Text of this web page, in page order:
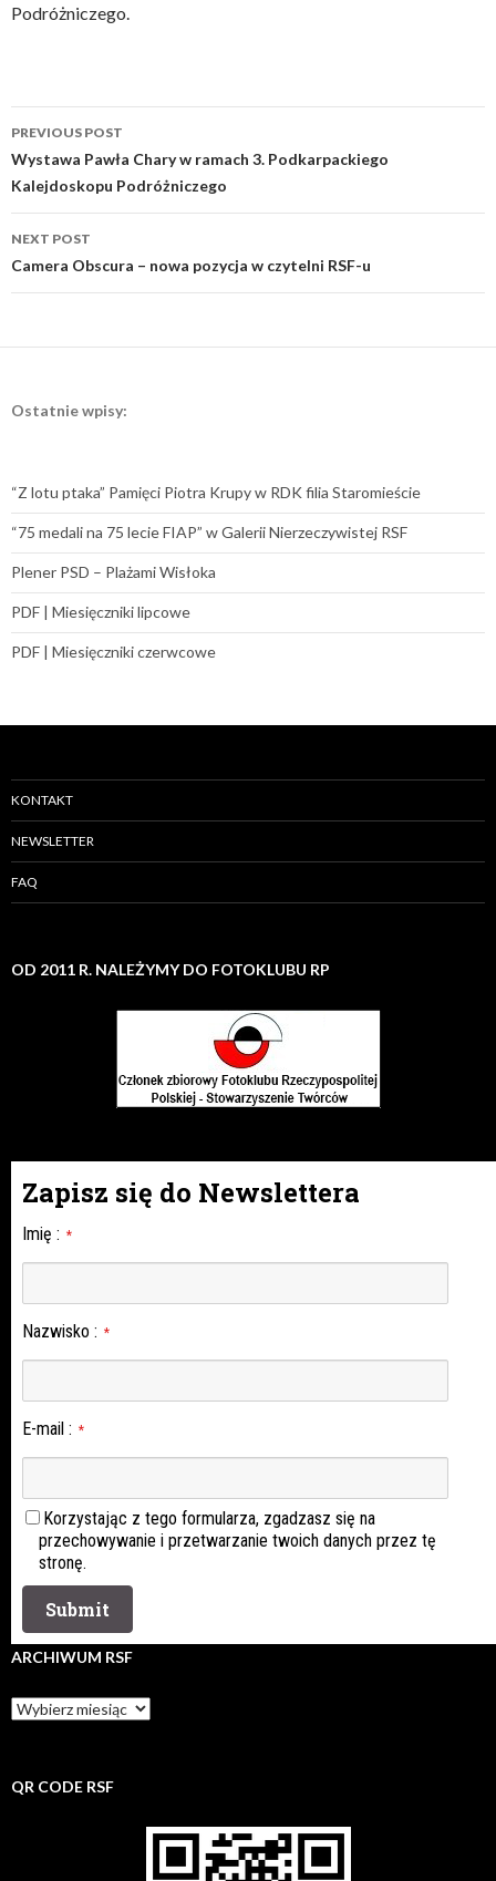
Podróżniczego.
Post
navigation
PREVIOUS POST
Wystawa Pawła Chary w ramach 3. Podkarpackiego
Kalejdoskopu Podróżniczego
NEXT POST
Camera Obscura – nowa pozycja w czytelni RSF-u
Ostatnie wpisy:
“Z lotu ptaka” Pamięci Piotra Krupy w RDK filia Staromieście
“75 medali na 75 lecie FIAP” w Galerii Nierzeczywistej RSF
Plener PSD – Plażami Wisłoka
PDF | Miesięczniki lipcowe
PDF | Miesięczniki czerwcowe
KONTAKT
NEWSLETTER
FAQ
OD 2011 R. NALEŻYMY DO FOTOKLUBU RP
Zapisz się do Newslettera
Imię : *
Nazwisko : *
E-mail : *
Korzystając z tego formularza, zgadzasz się na
przechowywanie i przetwarzanie twoich danych przez tę
stronę.
ARCHIWUM RSF
Archiwum
rsf
QR CODE RSF